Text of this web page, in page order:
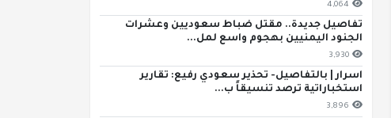
4,064
تفاصيل جديدة.. مقتل ضباط سعوديين وعشرات
الجنود اليمنيين بهجوم واسع لمل...
3,930
اسرار | بالتفاصيل- تحذير سعودي رفيع: تقارير
استخباراتية ترصد تنسيقاً ب...
3,896